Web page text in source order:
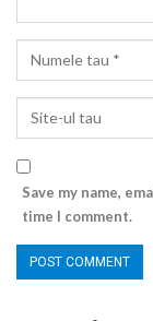
Save my name,
time I comment.